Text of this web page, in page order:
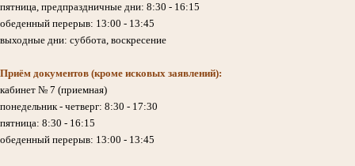
пятница, предпраздничные дни: 8:30 - 16:15
обеденный перерыв: 13:00 - 13:45
выходные дни: суббота, воскресение
Приём документов (кроме исковых заявлений):
кабинет № 7 (приемная)
понедельник - четверг: 8:30 - 17:30
пятница: 8:30 - 16:15
обеденный перерыв: 13:00 - 13:45